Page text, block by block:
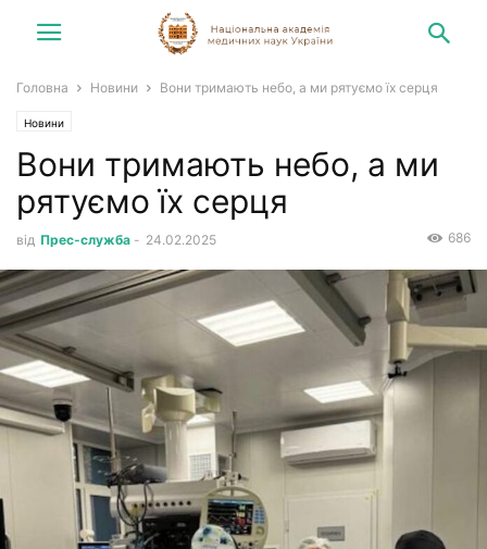
Головна Новини Вони тримають небо, а ми рятуємо їх серця
Новини
Вони тримають небо, а ми
рятуємо їх серця
від Прес-служба - 24.02.2025 686